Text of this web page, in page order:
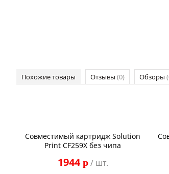
Похожие товары Отзывы (0) Обзоры
Совместимый картридж Solution
Print CF259X без чипа
1944p/ шт.